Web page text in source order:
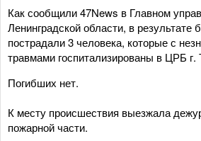
Как сообщили 47News в Главном
Ленинградской области, в результате
пострадали 3 человека, которые с
травмами госпитализированы в ЦРБ г.
Погибших нет.
К месту происшествия выезжала
пожарной части.